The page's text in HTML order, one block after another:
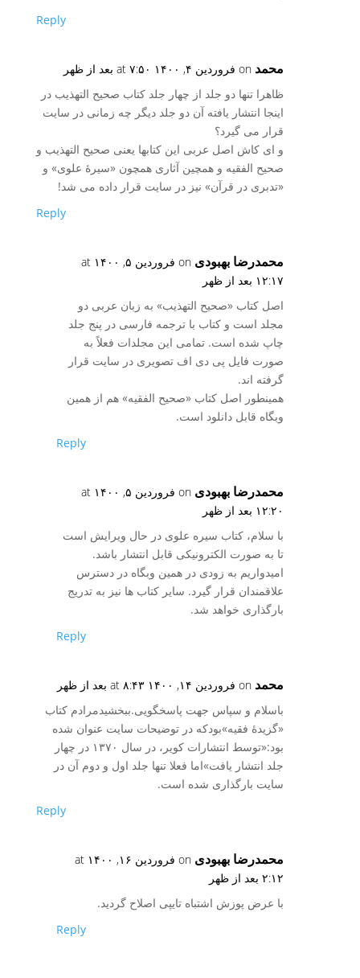
Reply
محمد on فروردین ۴, ۱۴۰۰ at ۷:۵۰ بعد از ظهر
ظاهرا تنها دو جلد از چهار جلد کتاب صحیح التهذیب در
اینجا انتشار یافته آن دو جلد دیگر چه زمانی در سایت
قرار می گیرد؟
و ای کاش اصل عربی این کتابها یعنی صحیح التهذیب و
صحیح الفقیه و همچین آثاری همچون «سیرۀ علوی» و
«تدبری در قرآن» نیز در سایت قرار داده می شد!
Reply
محمدرضا بهبودی
on فروردین ۵, ۱۴۰۰ at
۱۲:۱۷ بعد از ظهر
اصل کتاب «صحیح التهذیب» به زبان عربی دو
مجلد است و کتاب با ترجمه فارسی در پنج جلد
چاپ شده است. تمامی این مجلدات فعلاً به
صورت فایل پی دی اف تصویری در سایت قرار
گرفته اند.
همینطور اصل کتاب «صحیح الفقیه» هم از همین
وبگاه قابل دانلود است.
Reply
محمدرضا بهبودی
on فروردین ۵, ۱۴۰۰ at
۱۲:۲۰ بعد از ظهر
با سلام، کتاب سیره علوی در حال ویرایش است
تا به صورت الکترونیکی قابل انتشار باشد.
امیدواریم به زودی در همین وبگاه در دسترس
علاقمندان قرار گیرد. سایر کتاب ها نیز به تدریج
بارگذاری خواهد شد.
Reply
محمد on فروردین ۱۴, ۱۴۰۰ at ۸:۴۳ بعد از ظهر
باسلام و سپاس جهت پاسخگویی.ببخشیدمرادم کتاب
«گزیدۀ فقیه»بودکه در توضیحات سایت عنوان شده
بود:«توسط انتشارات کویر، در سال ۱۳۷۰ در چهار
جلد انتشار یافت»اما فعلا تنها جلد اول و دوم آن در
سایت بارگذاری شده است.
Reply
محمدرضا بهبودی
on فروردین ۱۶, ۱۴۰۰ at
۲:۱۲ بعد از ظهر
با عرض پوزش اشتباه تایپی اصلاح گردید.
Reply